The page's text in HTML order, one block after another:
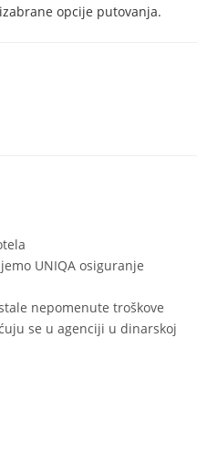
opcije putovanja.
UNIQA osiguranje
nepomenute troškove
se u agenciji u dinarskoj